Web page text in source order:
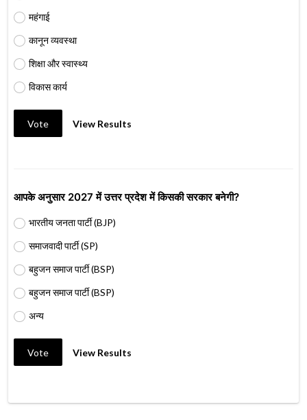
महंगाई
कानून व्यवस्था
शिक्षा और स्वास्थ्य
विकास कार्य
Vote View Results
आपके अनुसार 2027 में उत्तर प्रदेश में किसकी सरकार बनेगी?
भारतीय जनता पार्टी (BJP)
समाजवादी पार्टी (SP)
बहुजन समाज पार्टी (BSP)
बहुजन समाज पार्टी (BSP)
अन्य
Vote View Results